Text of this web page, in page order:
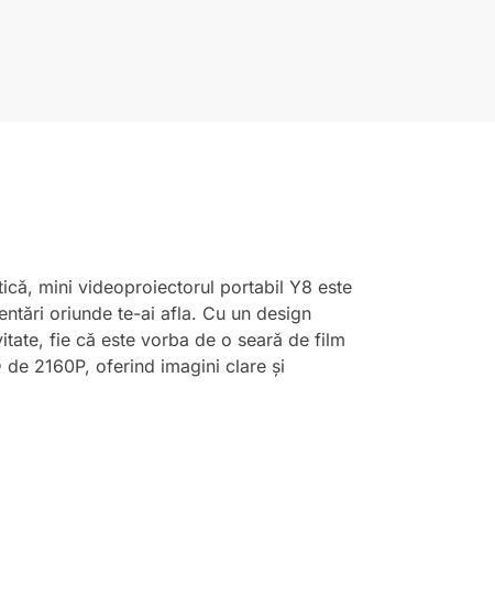
mini videoproiectorul portabil Y8 este
oriunde te-ai afla. Cu un design
fie că este vorba de o seară de film
2160P, oferind imagini clare și